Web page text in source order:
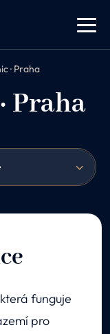
· Praha
Praha
funguje
pro